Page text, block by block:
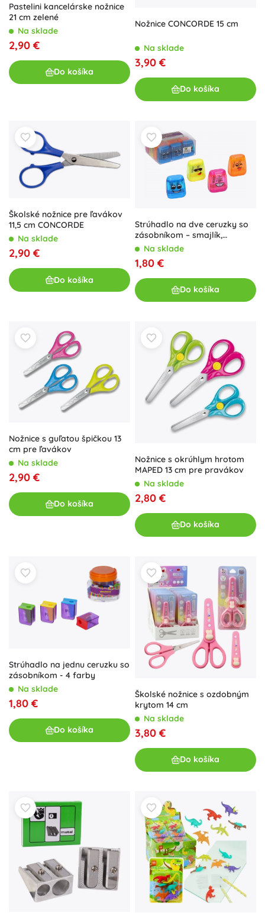
Pastelini kancelárske nožnice
21 cm zelené
Na sklade
2,90 €
Do košíka
Nožnice CONCORDE 15 cm
Na sklade
3,90 €
Do košíka
Školské nožnice pre ľavákov
11,5 cm CONCORDE
Na sklade
2,90 €
Do košíka
Strúhadlo na dve ceruzky so
zásobníkom – smajlík,
priehľadné
Na sklade
1,80 €
Do košíka
Nožnice s guľatou špičkou 13
cm pre ľavákov
Na sklade
2,90 €
Do košíka
Nožnice s okrúhlym hrotom
MAPED 13 cm pre pravákov
Na sklade
2,80 €
Do košíka
Strúhadlo na jednu ceruzku so
zásobníkom - 4 farby
Na sklade
1,80 €
Do košíka
Školské nožnice s ozdobným
krytom 14 cm
Na sklade
3,80 €
Do košíka